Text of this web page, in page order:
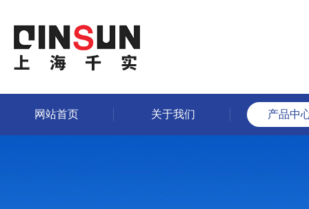
网站首页 关于我们 产品中